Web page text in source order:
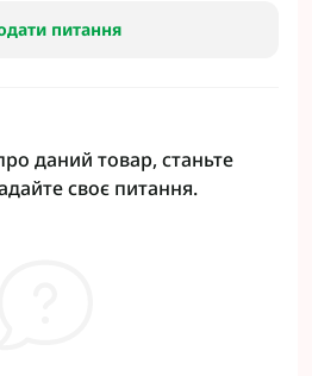
питання
даний товар, станьте
своє питання.